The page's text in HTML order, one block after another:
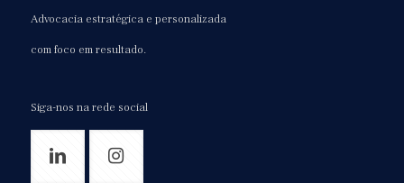
Advocacia estratégica e personalizada
com foco em resultado.
Siga-nos na rede social